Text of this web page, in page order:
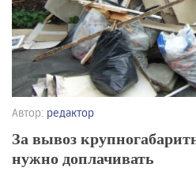
Автор: редактор
За вывоз
нужно доплачивать